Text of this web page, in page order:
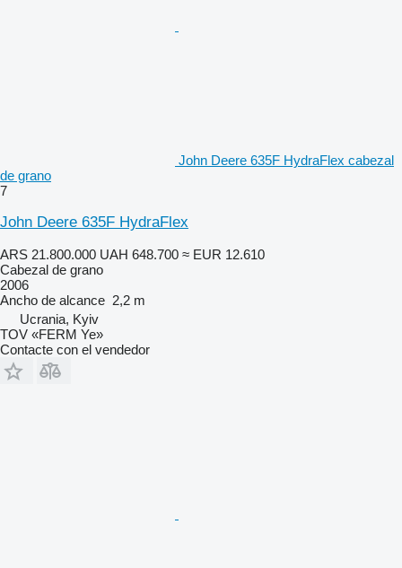
John Deere 635F HydraFlex cabezal
de grano
7
John Deere 635F HydraFlex
ARS 21.800.000 UAH 648.700 ≈ EUR 12.610
Cabezal de grano
2006
Ancho de alcance 2,2 m
Ucrania, Kyiv
TOV «FERM Ye»
Contacte con el vendedor